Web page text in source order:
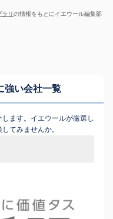
リの情報をもとにイエウール編集部
強い会社一覧
ます。イエウールが厳選し
てみませんか。